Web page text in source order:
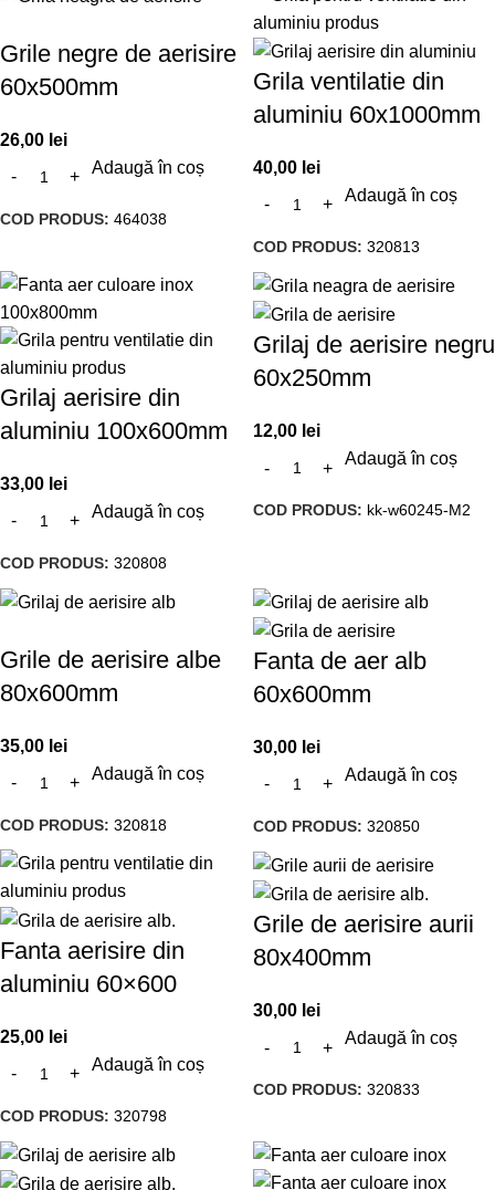
Grile negre de aerisire
60x500mm
26,00 lei
Adaugă în coș
COD PRODUS: 464038
Grila ventilatie din
aluminiu 60x1000mm
40,00 lei
Adaugă în coș
COD PRODUS: 320813
Grilaj aerisire din
aluminiu 100x600mm
33,00 lei
Adaugă în coș
COD PRODUS: 320808
Grilaj de aerisire negru
60x250mm
12,00 lei
Adaugă în coș
COD PRODUS: kk-w60245-M2
Grile de aerisire albe
80x600mm
35,00 lei
Adaugă în coș
COD PRODUS: 320818
Fanta de aer alb
60x600mm
30,00 lei
Adaugă în coș
COD PRODUS: 320850
Fanta aerisire din
aluminiu 60×600
25,00 lei
Adaugă în coș
COD PRODUS: 320798
Grile de aerisire aurii
80x400mm
30,00 lei
Adaugă în coș
COD PRODUS: 320833